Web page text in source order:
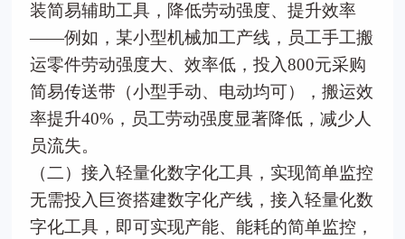
装简易辅助工具，降低劳动强度、提升效率
——例如，某小型机械加工产线，员工手工搬
运零件劳动强度大、效率低，投入800元采购
简易传送带（小型手动、电动均可），搬运效
率提升40%，员工劳动强度显著降低，减少人
员流失。
（二）接入轻量化数字化工具，实现简单监控
无需投入巨资搭建数字化产线，接入轻量化数
字化工具，即可实现产能、能耗的简单监控，